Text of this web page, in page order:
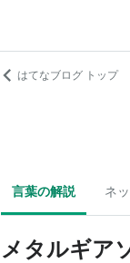
はてなブログ トップ
言葉の解説 ネ
メタルギア